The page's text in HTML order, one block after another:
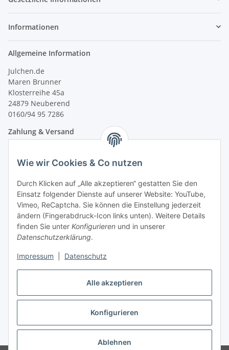
Alle akzeptieren
Konfigurieren
Ablehnen
Wie wir Cookies & Co nutzen
Durch Klicken auf „Alle akzeptieren“ gestatten Sie den
Einsatz folgender Dienste auf unserer Website: YouTube,
Vimeo, ReCaptcha. Sie können die Einstellung jederzeit
ändern (Fingerabdruck-Icon links unten). Weitere Details
finden Sie unter Konfigurieren und in unserer
Datenschutzerklärung.
Impressum Datenschutz
Informationen
Allgemeine Information
Julchen.de
Maren Brunner
Klosterreihe 45a
24879 Neuberend
0160/94 95 7286
Zahlung & Versand
Vertrag widerrufen
* Alle Preise inkl. gesetzlicher USt., zzgl.Versand